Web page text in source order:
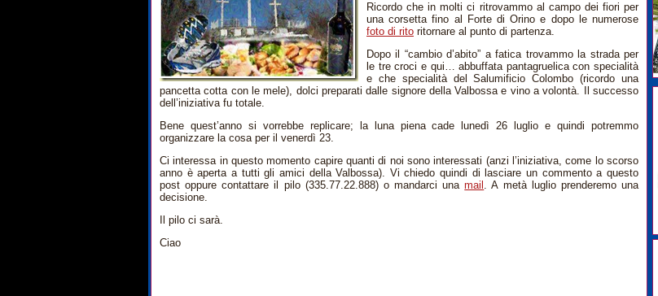
Ricordo che in molti ci ritrovammo al campo dei fiori per
una corsetta fino al Forte di Orino e dopo le numerose
foto di rito ritornare al punto di partenza.
Dopo il “cambio d’abito” a fatica trovammo la strada per
le tre croci e qui… abbuffata pantagruelica con specialità
e che specialità del Salumificio Colombo (ricordo una
pancetta cotta con le mele), dolci preparati dalle signore della Valbossa e vino a volontà. Il successo
dell’iniziativa fu totale.
Bene quest’anno si vorrebbe replicare; la luna piena cade lunedì 26 luglio e quindi potremmo
organizzare la cosa per il venerdì 23.
Ci interessa in questo momento capire quanti di noi sono interessati (anzi l’iniziativa, come lo scorso
anno è aperta a tutti gli amici della Valbossa). Vi chiedo quindi di lasciare un commento a questo
post oppure contattare il pilo (335.77.22.888) o mandarci unamail . A metà luglio prenderemo una
decisione.
Il pilo ci sarà.
Ciao